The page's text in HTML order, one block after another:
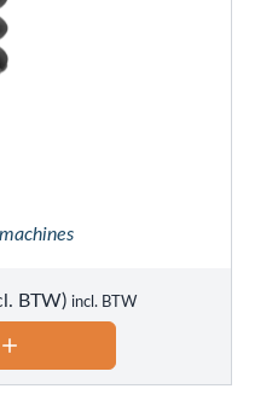
incl. BTW